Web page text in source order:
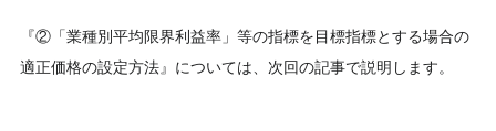
『②「業種別平均限界利益率」等の指標を目標指標とする場合の
適正価格の設定方法』については、次回の記事で説明します。